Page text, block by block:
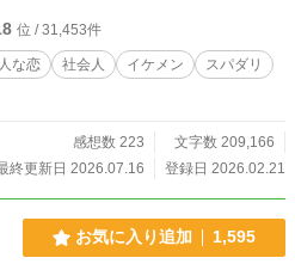
こっと変更しま
位 / 31,453件
な恋 社会人 イケメン
スパダリ
感想数 223
文字数 209,166
終更新日 2026.07.16
登録日 2026.02.21
お気に入り追加 1,595